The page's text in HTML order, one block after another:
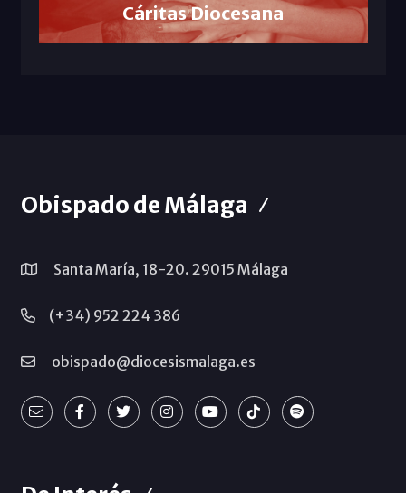
Cáritas Diocesana
Obispado de Málaga
Santa María, 18-20. 29015 Málaga
(+34) 952 224 386
obispado@diocesismalaga.es